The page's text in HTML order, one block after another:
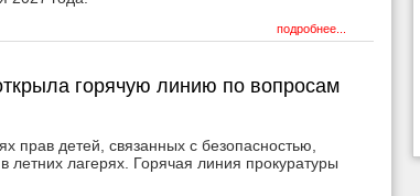
подробнее...
горячую линию по вопросам
прав детей, связанных с безопасностью,
лагерях. Горячая линия прокуратуры